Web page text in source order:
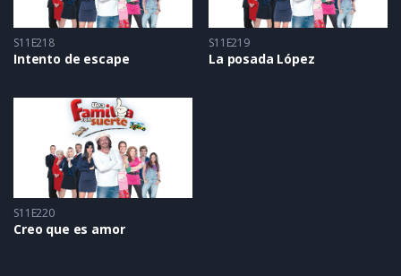
S11E218
Intento de escape
S11E219
La posada López
S11E220
Creo que es amor